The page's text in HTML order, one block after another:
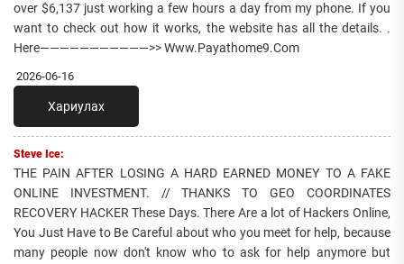
over $6,137 just working a few hours a day from my phone. If you
want to check out how it works, the website has all the details. .
Here———————————>> Www.Payathome9.Com
2026-06-16
Хариулах
Steve Ice:
THE PAIN AFTER LOSING A HARD EARNED MONEY TO A FAKE
ONLINE INVESTMENT. // THANKS TO GEO COORDINATES
RECOVERY HACKER These Days. There Are a lot of Hackers Online,
You Just Have to Be Careful about who you meet for help, because
many people now don't know who to ask for help anymore but